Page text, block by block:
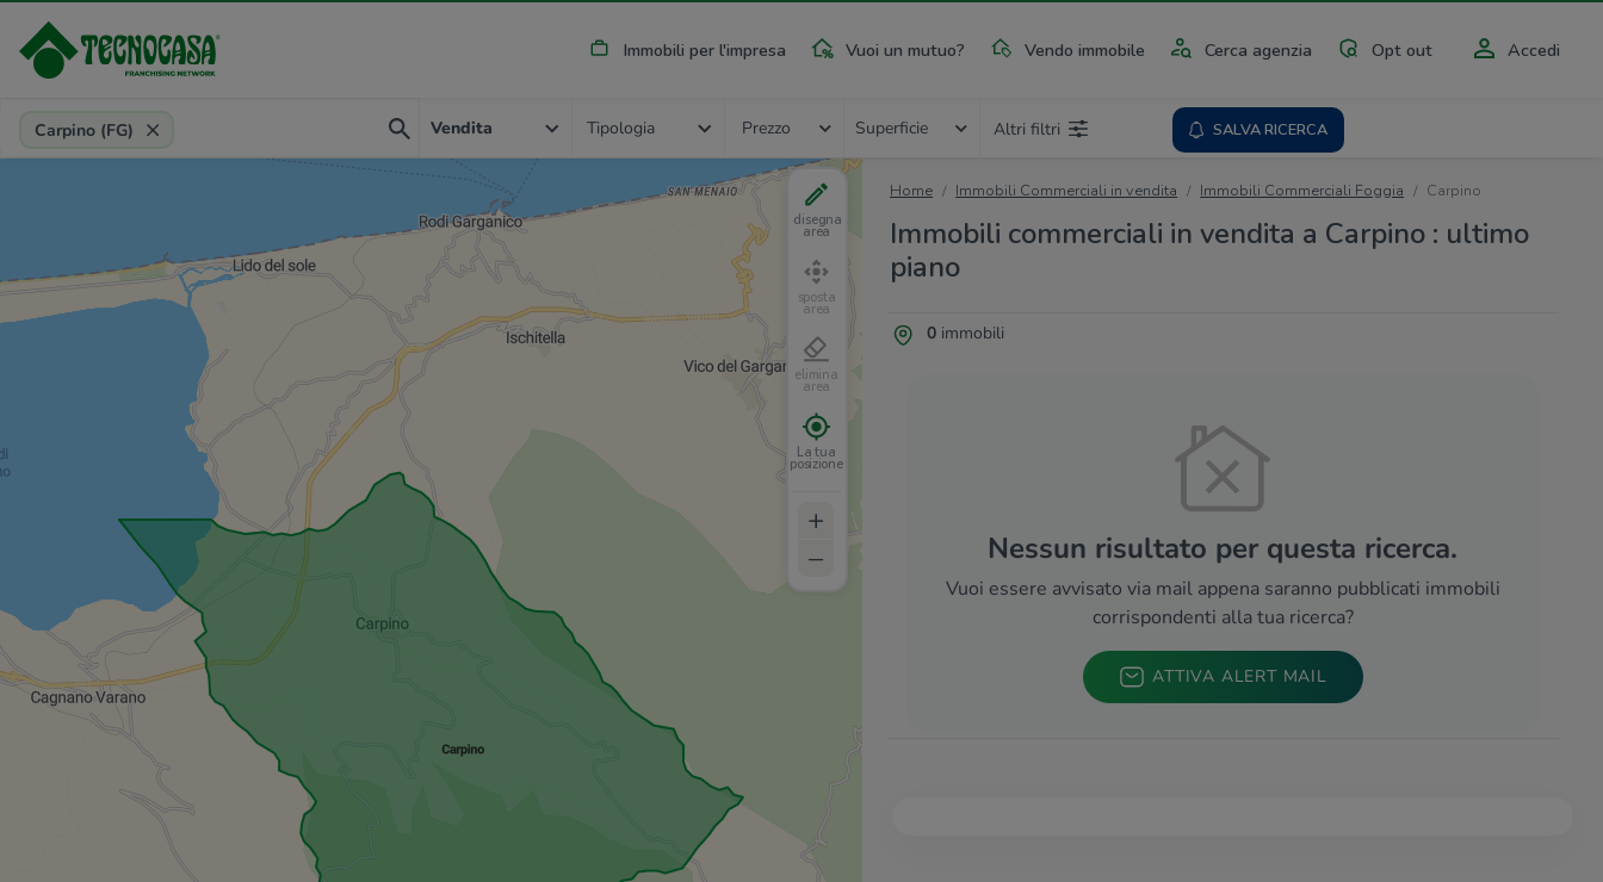
Immobili per l'impresa Vuoi un mutuo? Vendo immobile Cerca agenzia Opt out Accedi
Provincia, comune, zona, riferimento
Carpino (FG) Vendita Tipologia Prezzo Superficie Altri filtri SALVA RICERCA
Home Immobili Commerciali in vendita Immobili Commerciali Foggia Carpino
Immobili commerciali in vendita a Carpino : ultimo
piano
0immobili
Nessun risultato per questa ricerca.
Vuoi essere avvisato via mail appena saranno pubblicati immobili
corrispondenti alla tua ricerca?
ATTIVA ALERT MAIL
disegna
area
sposta
area
elimina
area
La tua
posizione
+
–